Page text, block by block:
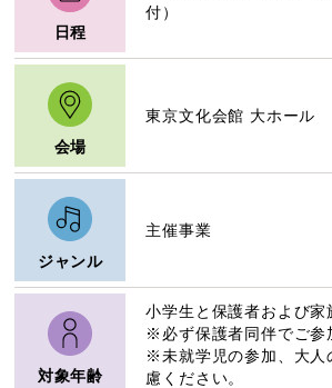
日程
付）
会場
東京文化会館 大ホール
ジャンル
主催事業
対象年齢
小学生と保護者および家
※必ず保護者同伴でご参
※未就学児の参加、大人
慮ください。